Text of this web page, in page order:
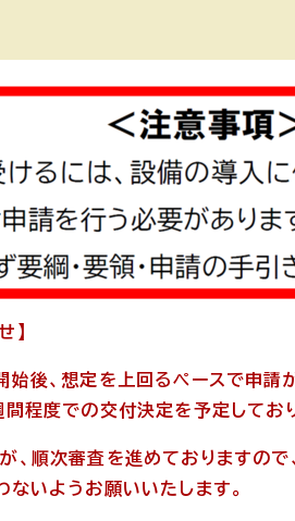
】
始後、想定を上回るペースで申請
程度での交付決定を予定してお
、順次審査を進めておりますの
ないようお願いいたします。